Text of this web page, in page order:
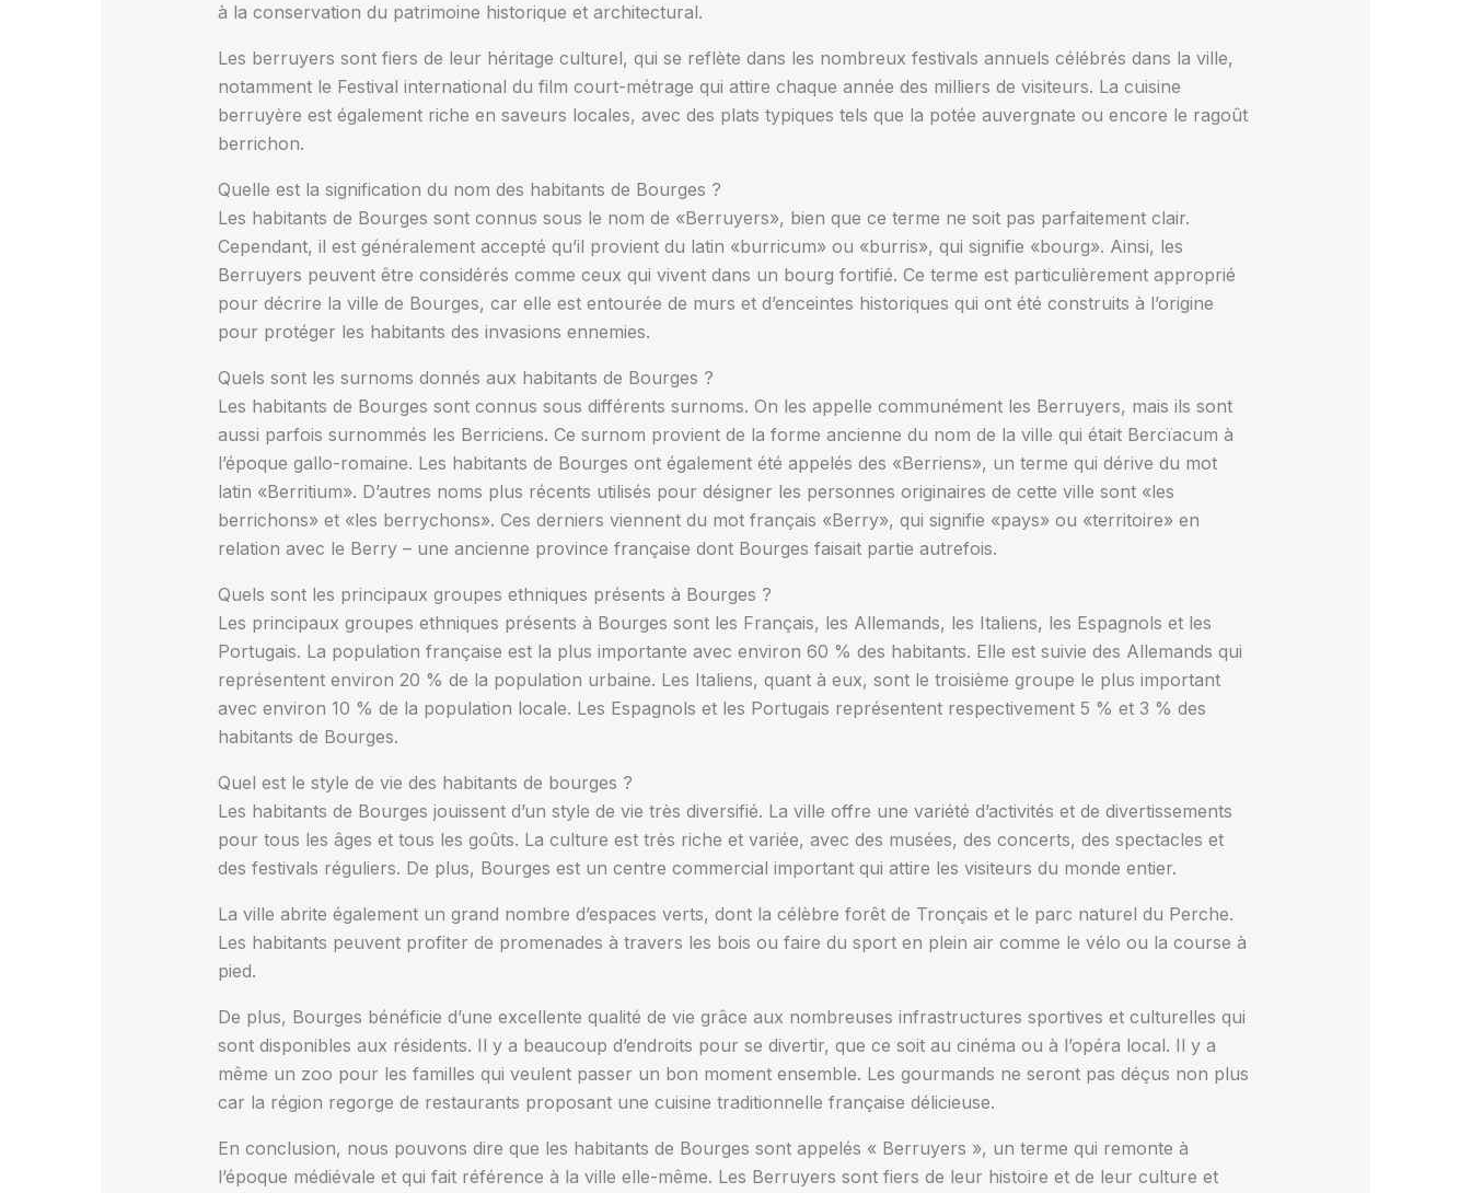
à la conservation du patrimoine historique et architectural.
Les berruyers sont fiers de leur héritage culturel, qui se reflète dans les nombreux festivals annuels célébrés dans la ville,
notamment le Festival international du film court-métrage qui attire chaque année des milliers de visiteurs. La cuisine
berruyère est également riche en saveurs locales, avec des plats typiques tels que la potée auvergnate ou encore le ragoût
berrichon.
Quelle est la signification du nom des habitants de Bourges ?
Les habitants de Bourges sont connus sous le nom de «Berruyers», bien que ce terme ne soit pas parfaitement clair.
Cependant, il est généralement accepté qu’il provient du latin «burricum» ou «burris», qui signifie «bourg». Ainsi, les
Berruyers peuvent être considérés comme ceux qui vivent dans un bourg fortifié. Ce terme est particulièrement approprié
pour décrire la ville de Bourges, car elle est entourée de murs et d’enceintes historiques qui ont été construits à l’origine
pour protéger les habitants des invasions ennemies.
Quels sont les surnoms donnés aux habitants de Bourges ?
Les habitants de Bourges sont connus sous différents surnoms. On les appelle communément les Berruyers, mais ils sont
aussi parfois surnommés les Berriciens. Ce surnom provient de la forme ancienne du nom de la ville qui était Bercïacum à
l’époque gallo-romaine. Les habitants de Bourges ont également été appelés des «Berriens», un terme qui dérive du mot
latin «Berritium». D’autres noms plus récents utilisés pour désigner les personnes originaires de cette ville sont «les
berrichons» et «les berrychons». Ces derniers viennent du mot français «Berry», qui signifie «pays» ou «territoire» en
relation avec le Berry – une ancienne province française dont Bourges faisait partie autrefois.
Quels sont les principaux groupes ethniques présents à Bourges ?
Les principaux groupes ethniques présents à Bourges sont les Français, les Allemands, les Italiens, les Espagnols et les
Portugais. La population française est la plus importante avec environ 60 % des habitants. Elle est suivie des Allemands qui
représentent environ 20 % de la population urbaine. Les Italiens, quant à eux, sont le troisième groupe le plus important
avec environ 10 % de la population locale. Les Espagnols et les Portugais représentent respectivement 5 % et 3 % des
habitants de Bourges.
Quel est le style de vie des habitants de bourges ?
Les habitants de Bourges jouissent d’un style de vie très diversifié. La ville offre une variété d’activités et de divertissements
pour tous les âges et tous les goûts. La culture est très riche et variée, avec des musées, des concerts, des spectacles et
des festivals réguliers. De plus, Bourges est un centre commercial important qui attire les visiteurs du monde entier.
La ville abrite également un grand nombre d’espaces verts, dont la célèbre forêt de Tronçais et le parc naturel du Perche.
Les habitants peuvent profiter de promenades à travers les bois ou faire du sport en plein air comme le vélo ou la course à
pied.
De plus, Bourges bénéficie d’une excellente qualité de vie grâce aux nombreuses infrastructures sportives et culturelles qui
sont disponibles aux résidents. Il y a beaucoup d’endroits pour se divertir, que ce soit au cinéma ou à l’opéra local. Il y a
même un zoo pour les familles qui veulent passer un bon moment ensemble. Les gourmands ne seront pas déçus non plus
car la région regorge de restaurants proposant une cuisine traditionnelle française délicieuse.
En conclusion, nous pouvons dire que les habitants de Bourges sont appelés « Berruyers », un terme qui remonte à
l’époque médiévale et qui fait référence à la ville elle-même. Les Berruyers sont fiers de leur histoire et de leur culture et